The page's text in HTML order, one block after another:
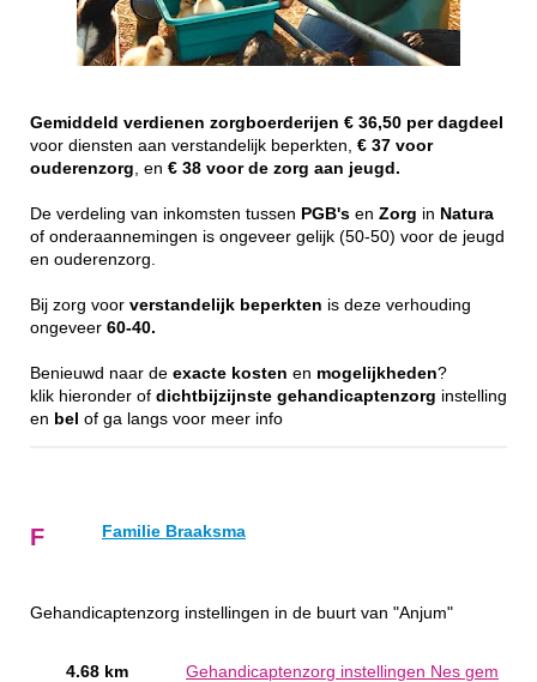
Gemiddeld verdienen zorgboerderijen € 36,50 per dagdeel
voor diensten aan verstandelijk beperkten, € 37 voor
ouderenzorg , en € 38 voor de zorg aan jeugd.
De verdeling van inkomsten tussen PGB's en Zorg in Natura
of onderaannemingen is ongeveer gelijk (50-50) voor de jeugd
en ouderenzorg.
Bij zorg voor verstandelijk beperkten is deze verhouding
ongeveer 60-40.
Benieuwd naar de exacte kosten en mogelijkheden?
klik hieronder of dichtbijzijnste gehandicaptenzorg instelling
en bel of ga langs voor meer info
F Familie Braaksma
Gehandicaptenzorg instellingen in de buurt van "Anjum"
4.68 km Gehandicaptenzorg instellingen Nes gem